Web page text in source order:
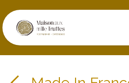
Se rendre au contenu